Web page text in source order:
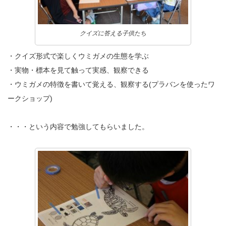
クイズに答える子供たち
・クイズ形式で楽しくウミガメの生態を学ぶ
・実物・標本を見て触って実感、観察できる
・ウミガメの特徴を書いて覚える、観察する(プラバンを使ったワ
ークショップ)
・・・という内容で勉強してもらいました。